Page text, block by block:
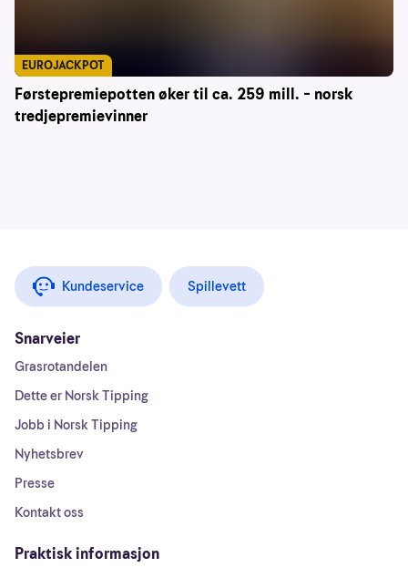
Førstepremiepotten øker til ca. 259 mill. – norsk
tredjepremievinner
EUROJACKPOT
Kundeservice Spillevett
Snarveier
Grasrotandelen
Dette er Norsk Tipping
Jobb i Norsk Tipping
Nyhetsbrev
Presse
Kontakt oss
Praktisk informasjon